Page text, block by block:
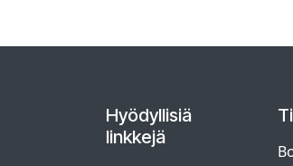
Hyödyllisiä
linkkejä